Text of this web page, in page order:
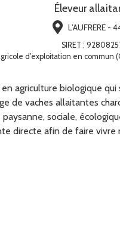
Éleveur
L’AUFRERE -
SIRET :
d'exploitation en commun
agriculture biologique
de vaches allaitantes
sociale,
directe afin de faire vivre